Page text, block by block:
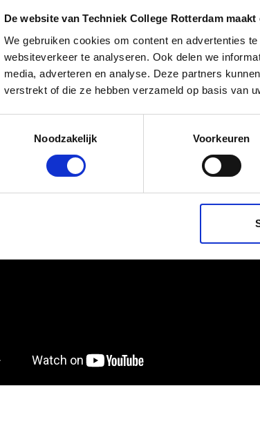
De website van Techniek College Rotterdam
We gebruiken cookies om content en advertenties
websiteverkeer te analyseren. Ook delen we
media, adverteren en analyse. Deze partners
verstrekt of die ze hebben verzameld op basis van
Noodzakelijk
Voorkeuren